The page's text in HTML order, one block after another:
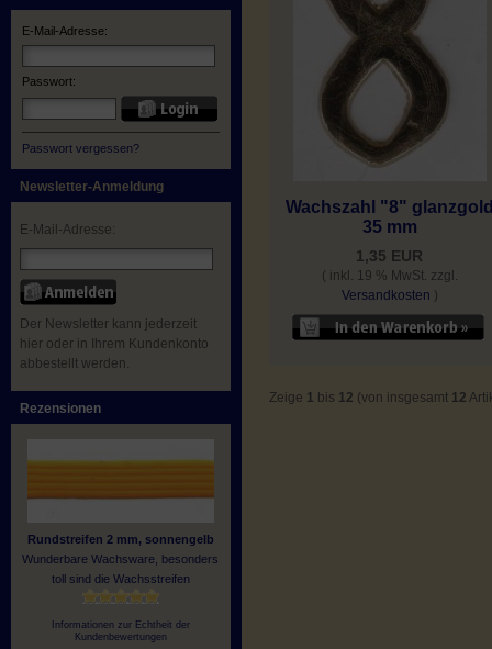
E-Mail-Adresse:
Passwort:
Passwort vergessen?
Newsletter-Anmeldung
E-Mail-Adresse:
Der Newsletter kann jederzeit
hier oder in Ihrem Kundenkonto
abbestellt werden.
Rezensionen
Rundstreifen 2 mm, sonnengelb
Wunderbare Wachsware, besonders
toll sind die Wachsstreifen
Informationen zur Echtheit der
Kundenbewertungen
Wachszahl "8"
35 mm
1,35 EUR
( inkl. 19 % MwSt. zzgl.
Versandkosten )
Zeige 1 bis 12 (von insgesamt 12